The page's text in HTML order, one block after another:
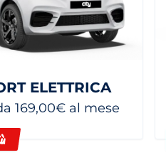
ELETTRICA
169,00€ al mese